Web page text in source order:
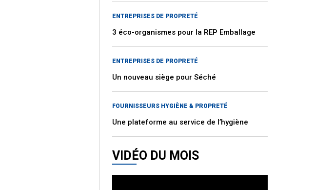
ENTREPRISES DE PROPRETÉ
3 éco-organismes pour la REP Emballage
ENTREPRISES DE PROPRETÉ
Un nouveau siège pour Séché
FOURNISSEURS HYGIÈNE & PROPRETÉ
Une plateforme au service de l’hygiène
VIDÉO DU MOIS